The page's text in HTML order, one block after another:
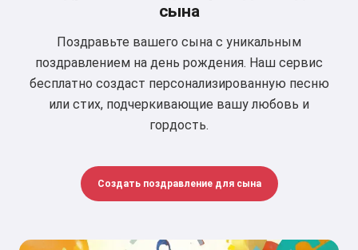
сына
Поздравьте вашего сына с уникальным
поздравлением на день рождения. Наш сервис
бесплатно создаст персонализированную песню
или стих, подчеркивающие вашу любовь и
гордость.
Создать поздравление для сына